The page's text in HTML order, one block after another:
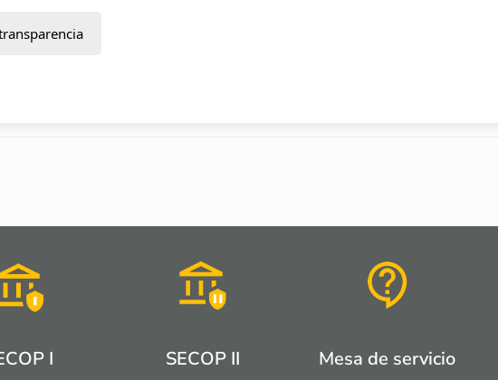
I SECOP II Mesa de servicio